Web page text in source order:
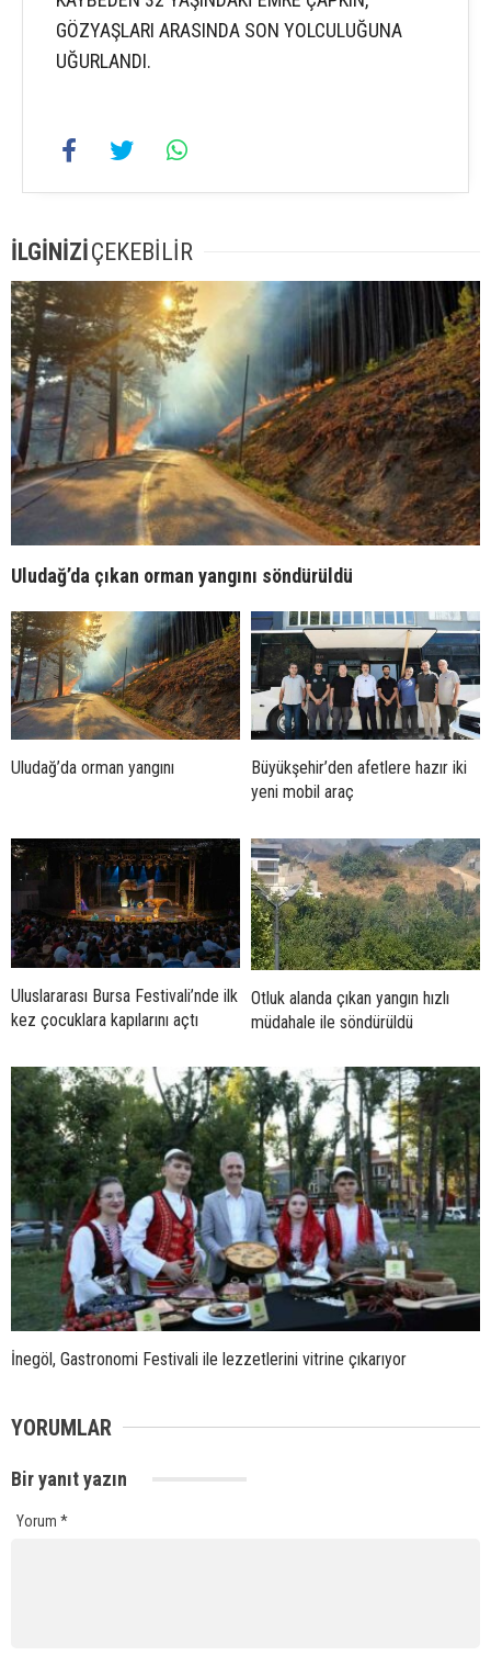
GÖZYAŞLARI ARASINDA SON YOLCULUĞUNA
UĞURLANDI.
İLGİNİZİÇEKEBİLİR
Uludağ’da çıkan orman yangını söndürüldü
Uludağ’da orman yangını
Büyükşehir’den afetlere hazır iki
yeni mobil araç
Uluslararası Bursa Festivali’nde ilk
kez çocuklara kapılarını açtı
Otluk alanda çıkan yangın hızlı
müdahale ile söndürüldü
İnegöl, Gastronomi Festivali ile lezzetlerini vitrine çıkarıyor
YORUMLAR
Bir yanıt yazın
Yorum *